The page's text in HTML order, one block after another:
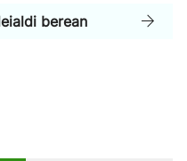
berean